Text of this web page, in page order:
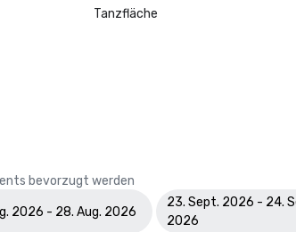
Tanzfläche
bevorzugt werden
2026 - 28. Aug. 2026
23. Sept. 2026 - 24.
2026